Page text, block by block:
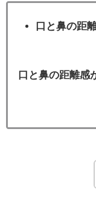
口と鼻の距
口と鼻の距離感